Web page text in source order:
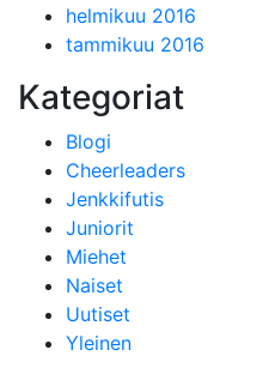
helmikuu 2016
tammikuu 2016
Kategoriat
Blogi
Cheerleaders
Jenkkifutis
Juniorit
Miehet
Naiset
Uutiset
Yleinen